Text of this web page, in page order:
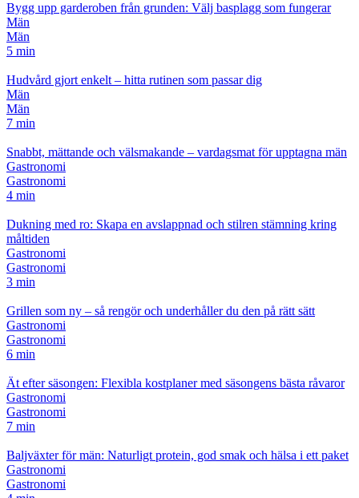
Bygg upp garderoben från grunden: Välj basplagg som fungerar
Män
Män
5 min
Hudvård gjort enkelt – hitta rutinen som passar dig
Män
Män
7 min
Snabbt, mättande och välsmakande – vardagsmat för upptagna män
Gastronomi
Gastronomi
4 min
Dukning med ro: Skapa en avslappnad och stilren stämning kring
måltiden
Gastronomi
Gastronomi
3 min
Grillen som ny – så rengör och underhåller du den på rätt sätt
Gastronomi
Gastronomi
6 min
Ät efter säsongen: Flexibla kostplaner med säsongens bästa råvaror
Gastronomi
Gastronomi
7 min
Baljväxter för män: Naturligt protein, god smak och hälsa i ett paket
Gastronomi
Gastronomi